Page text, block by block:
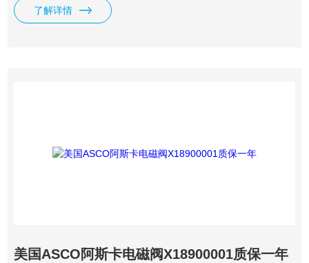
了解详情
美国ASCO阿斯卡电磁阀X18900001质保一年